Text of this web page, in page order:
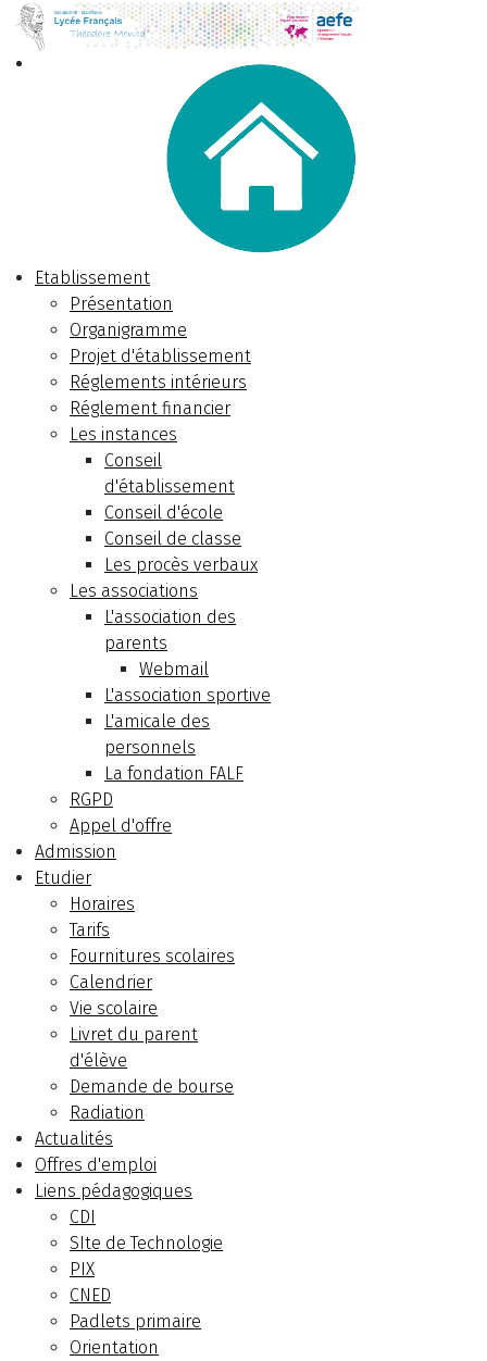
Etablissement
Présentation
Organigramme
Projet d'établissement
Réglements intérieurs
Réglement financier
Les instances
Conseil
d'établissement
Conseil d'école
Conseil de classe
Les procès verbaux
Les associations
L'association des
parents
Webmail
L'association sportive
L'amicale des
personnels
La fondation FALF
RGPD
Appel d'offre
Admission
Etudier
Horaires
Tarifs
Fournitures scolaires
Calendrier
Vie scolaire
Livret du parent
d'élève
Demande de bourse
Radiation
Actualités
Offres d'emploi
Liens pédagogiques
CDI
SIte de Technologie
PIX
CNED
Padlets primaire
Orientation